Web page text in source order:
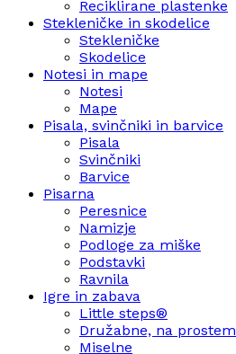
Reciklirane plastenke
Stekleničke in skodelice
Stekleničke
Skodelice
Notesi in mape
Notesi
Mape
Pisala, svinčniki in barvice
Pisala
Svinčniki
Barvice
Pisarna
Peresnice
Namizje
Podloge za miške
Podstavki
Ravnila
Igre in zabava
Little steps®
Družabne, na prostem
Miselne